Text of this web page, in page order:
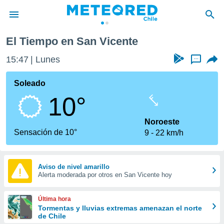
de
por
que se
calidad.
a este
las
y
forma
digital
basada
El Tiempo en San Vicente
15:47 Lunes ...
Soleado
10°
Sensación de 10°
Noroeste
9
22 km/h
Aviso de nivel amarillo
Alerta moderada por otros en San Vicente hoy
Última hora
Tormentas y lluvias extremas amenazan el norte
de Chile